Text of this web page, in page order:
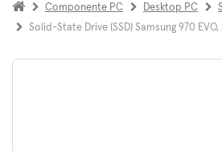
Componente PC Desktop PC
Solid-State Drive (SSD) Samsung 970